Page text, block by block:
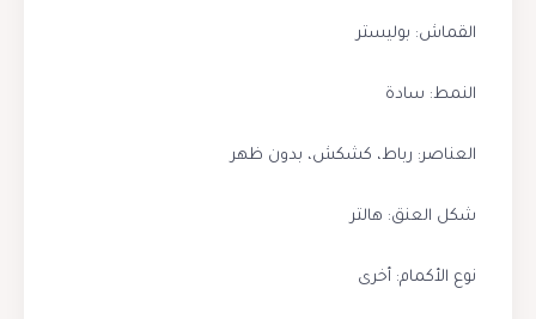
القماش: بوليستر
النمط: سادة
العناصر: رباط، كشكش، بدون ظهر
شكل العنق: هالتر
نوع الأكمام: أخرى